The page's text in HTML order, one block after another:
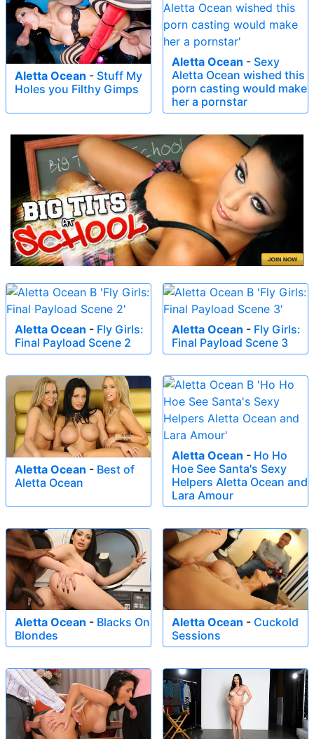
Aletta Ocean - Stuff My
Holes you Filthy Gimps
Aletta Ocean - Sexy
Aletta Ocean wished this
porn casting would make
her a pornstar
Aletta Ocean - Fly Girls:
Final Payload Scene 2
Aletta Ocean - Fly Girls:
Final Payload Scene 3
Aletta Ocean - Best of
Aletta Ocean
Aletta Ocean - Ho Ho
Hoe See Santa's Sexy
Helpers Aletta Ocean and
Lara Amour
Aletta Ocean - Blacks On
Blondes
Aletta Ocean - Cuckold
Sessions